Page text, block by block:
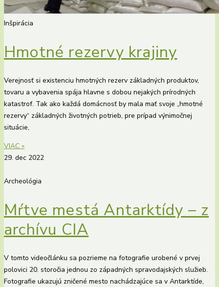
Inšpirácia
Hmotné rezervy krajiny
Verejnosť si existenciu hmotných rezerv základných produktov,
tovaru a vybavenia spája hlavne s dobou nejakých prírodných
katastrof. Tak ako každá domácnosť by mala mať svoje „hmotné
rezervy“ základných životných potrieb, pre prípad výnimočnej
situácie,
VIAC »
29. dec 2022
Archeológia
Mŕtve mestá Antarktídy – z
archívu CIA
V tomto videočlánku sa pozrieme na fotografie urobené v prvej
polovici 20. storočia jednou zo západných spravodajských služieb.
Fotografie ukazujú zničené mesto nachádzajúce sa v Antarktíde,